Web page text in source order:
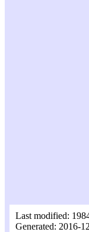
Last modified:
Generated: 2016-